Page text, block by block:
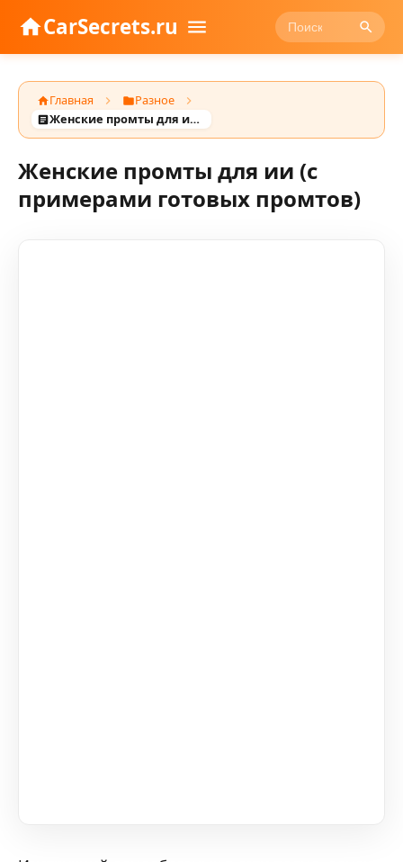
CarSecrets.ru
Главная
Разное
Женские промты для ии (с примерами готовых промтов)
Женские промты для ии (с
примерами готовых промтов)